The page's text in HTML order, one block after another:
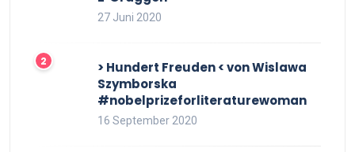
27 Juni 2020
> Hundert Freuden < von Wislawa
Szymborska
#nobelprizeforliteraturewoman
16 September 2020